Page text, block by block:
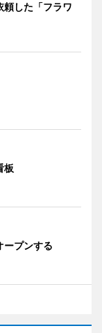
頼した「フラワ
板
ープンする